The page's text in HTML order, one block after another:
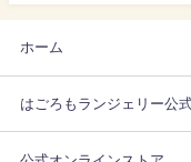
ホーム
はごろもランジェリー公